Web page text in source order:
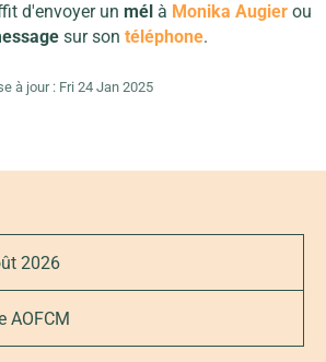
d'envoyer un mél à Monika Augier ou
sur son téléphone.
à jour : Fri 24 Jan 2025
2026
AOFCM